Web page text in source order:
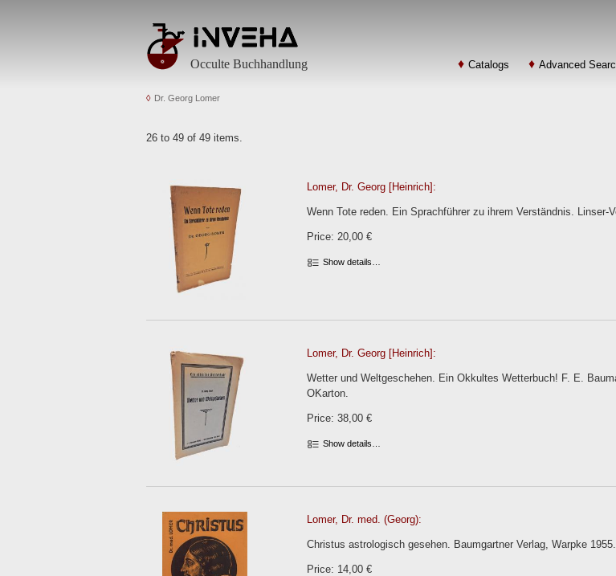
Occulte Buchhandlung Catalogs Advanced
Dr. Georg Lomer
26 to 49 of 49 items.
Lomer, Dr. Georg [Heinrich]:
Wenn Tote reden. Ein Sprachführer zu ihrem Verständnis.
Price: 20,00 €
Show details…
Lomer, Dr. Georg [Heinrich]:
Wetter und Weltgeschehen. Ein Okkultes Wetterbuch! F. E.
OKarton.
Price: 38,00 €
Show details…
Lomer, Dr. med. (Georg):
Christus astrologisch gesehen. Baumgartner Verlag, Warpke
Price: 14,00 €